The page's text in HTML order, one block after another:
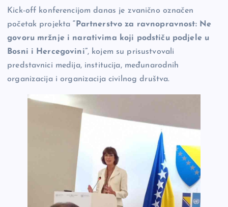
Kick-off konferencijom danas je zvanično označen
početak projekta“Partnerstvo za ravnopravnost: Ne
govoru mržnje i narativima koji podstiču podjele u
Bosni i Hercegovini”, kojem su prisustvovali
predstavnici medija, institucija, međunarodnih
organizacija i organizacija civilnog društva.